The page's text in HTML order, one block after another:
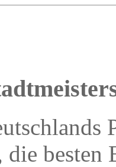
die besten